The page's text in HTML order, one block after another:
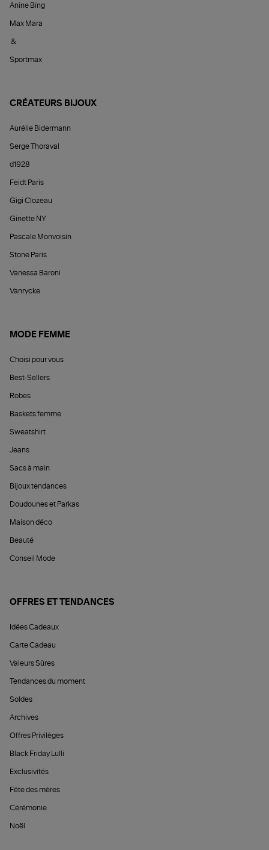
Anine Bing
Max Mara
&
Sportmax
CRÉATEURS BIJOUX
Aurélie Bidermann
Serge Thoraval
d1928
Feidt Paris
Gigi Clozeau
Ginette NY
Pascale Monvoisin
Stone Paris
Vanessa Baroni
Vanrycke
MODE FEMME
Choisi pour vous
Best-Sellers
Robes
Baskets femme
Sweatshirt
Jeans
Sacs à main
Bijoux tendances
Doudounes et Parkas
Maison déco
Beauté
Conseil Mode
OFFRES ET TENDANCES
Idées Cadeaux
Carte Cadeau
Valeurs Sûres
Tendances du moment
Soldes
Archives
Offres Privilèges
Black Friday Lulli
Exclusivités
Fête des mères
Cérémonie
Noël